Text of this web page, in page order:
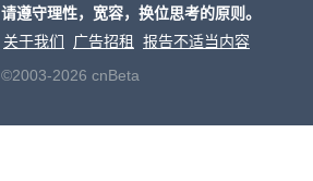
请遵守理性，宽容，换位思考的原则。
关于我们
广告招租
报告不适当内容
©2003-2026 cnBeta